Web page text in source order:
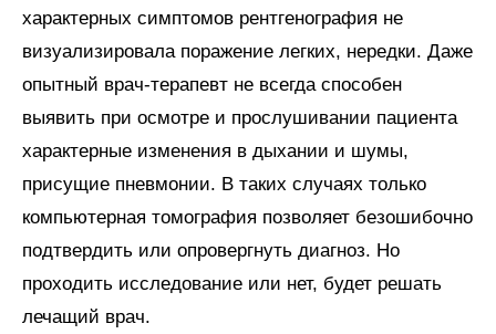
характерных симптомов рентгенография не
визуализировала поражение легких, нередки. Даже
опытный врач-терапевт не всегда способен
выявить при осмотре и прослушивании пациента
характерные изменения в дыхании и шумы,
присущие пневмонии. В таких случаях только
компьютерная томография позволяет безошибочно
подтвердить или опровергнуть диагноз. Но
проходить исследование или нет, будет решать
лечащий врач.